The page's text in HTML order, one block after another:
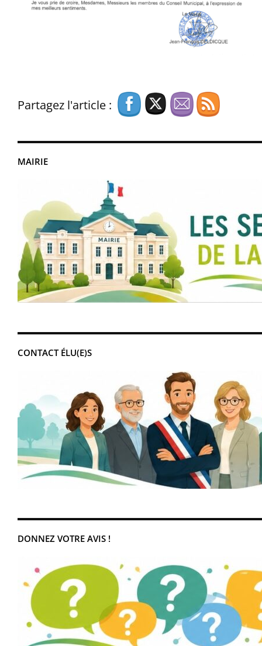
MAIRIE
CONTACT ÉLU(E)S
DONNEZ VOTRE AVIS !
Partagez l'article :